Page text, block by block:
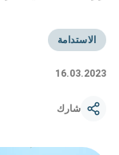
الاستدامة
16.03.2023
شارك